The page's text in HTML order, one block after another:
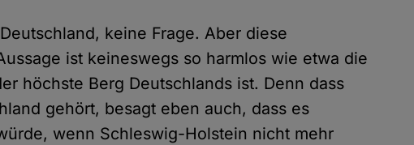
keine Frage. Aber diese
ist keineswegs so harmlos wie etwa die
höchste Berg Deutschlands ist. Denn dass
gehört, besagt eben auch, dass es
wenn Schleswig-Holstein nicht mehr